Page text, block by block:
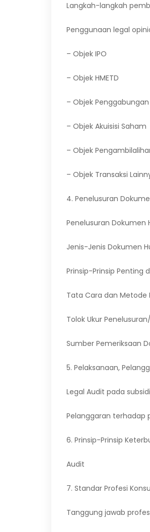
Langkah-langkah
Penggunaan legal
– Objek IPO
– Objek HMETD
– Objek
– Objek Akuisisi Saham
– Objek
– Objek Transaksi
4. Penelusuran
Penelusuran Dokumen
Jenis-Jenis Dokumen
Prinsip-Prinsip Penting
Tata Cara dan Metode
Tolok Ukur
Sumber Pemeriksaan
5. Pelaksanaan,
Legal Audit pada
Pelanggaran
6. Prinsip-Prinsip
Audit
7. Standar Profesi
Tanggung jawab